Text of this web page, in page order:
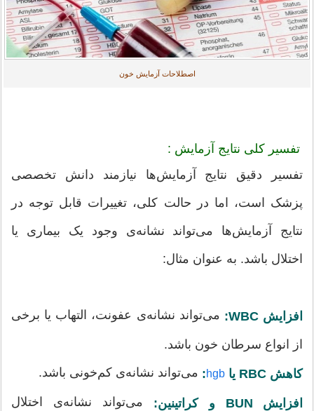
اصطلاحات آزمایش خون
تفسیر کلی نتایج آزمایش :
تفسیر دقیق نتایج آزمایش‌ها نیازمند دانش تخصصی
پزشک است، اما در حالت کلی، تغییرات قابل توجه در
نتایج آزمایش‌ها می‌تواند نشانه‌ی وجود یک بیماری یا
اختلال باشد. به عنوان مثال:
افزایش WBC: می‌تواند نشانه‌ی عفونت، التهاب یا برخی
از انواع سرطان خون باشد.
کاهش RBC یا hgb
: می‌تواند نشانه‌ی کم‌خونی باشد.
افزایش BUN و کراتینین: می‌تواند نشانه‌ی اختلال